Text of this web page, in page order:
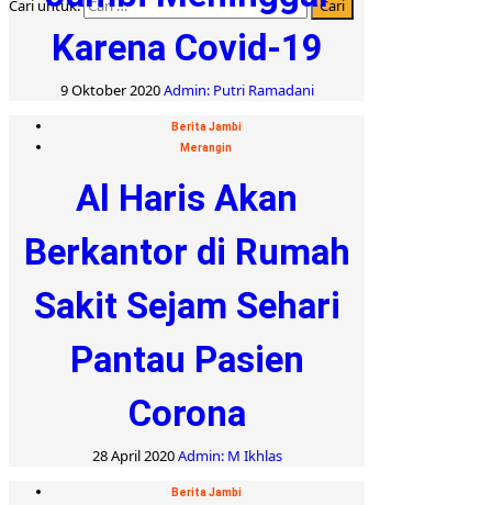
Cari untuk:
Karena Covid-19
9 Oktober 2020Admin: Putri Ramadani
Berita Jambi
Merangin
Al Haris Akan
Berkantor di Rumah
Sakit Sejam Sehari
Pantau Pasien
Corona
28 April 2020Admin: M Ikhlas
Berita Jambi